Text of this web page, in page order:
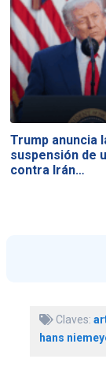
Trump anuncia
suspensión de
contra Irán…
Claves:
hans